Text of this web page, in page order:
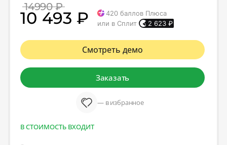
14990 ₽
10 493 ₽ 420баллов Плюса
или в Сплит
2 623₽
Смотреть демо
Заказать
— в избранное
В СТОИМОСТЬ ВХОДИТ